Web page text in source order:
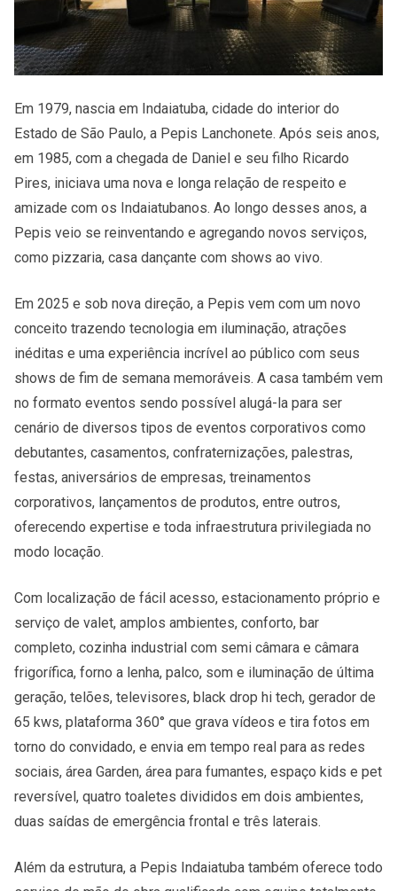
Em 1979, nascia em Indaiatuba, cidade do interior do
Estado de São Paulo, a Pepis Lanchonete. Após seis anos,
em 1985, com a chegada de Daniel e seu filho Ricardo
Pires, iniciava uma nova e longa relação de respeito e
amizade com os Indaiatubanos. Ao longo desses anos, a
Pepis veio se reinventando e agregando novos serviços,
como pizzaria, casa dançante com shows ao vivo.
Em 2025 e sob nova direção, a Pepis vem com um novo
conceito trazendo tecnologia em iluminação, atrações
inéditas e uma experiência incrível ao público com seus
shows de fim de semana memoráveis. A casa também vem
no formato eventos sendo possível alugá-la para ser
cenário de diversos tipos de eventos corporativos como
debutantes, casamentos, confraternizações, palestras,
festas, aniversários de empresas, treinamentos
corporativos, lançamentos de produtos, entre outros,
oferecendo expertise e toda infraestrutura privilegiada no
modo locação.
Com localização de fácil acesso, estacionamento próprio e
serviço de valet, amplos ambientes, conforto, bar
completo, cozinha industrial com semi câmara e câmara
frigorífica, forno a lenha, palco, som e iluminação de última
geração, telões, televisores, black drop hi tech, gerador de
65 kws, plataforma 360° que grava vídeos e tira fotos em
torno do convidado, e envia em tempo real para as redes
sociais, área Garden, área para fumantes, espaço kids e pet
reversível, quatro toaletes divididos em dois ambientes,
duas saídas de emergência frontal e três laterais.
Além da estrutura, a Pepis Indaiatuba também oferece todo